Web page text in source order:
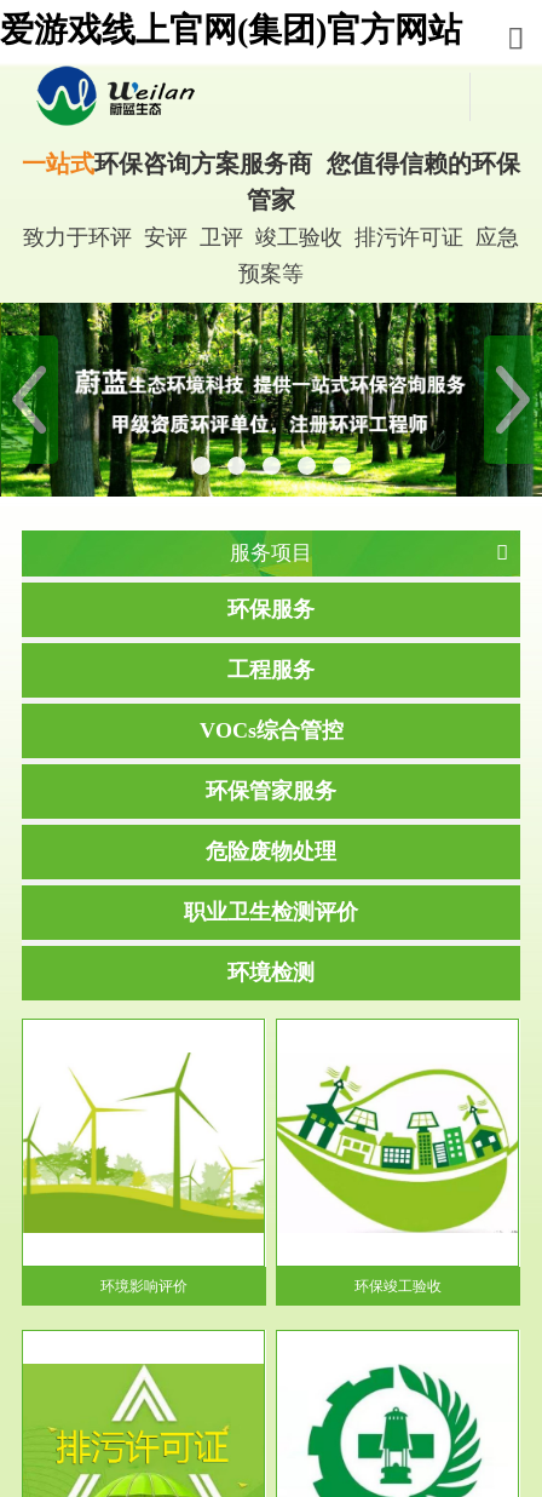
爱游戏线上官网(集团)官方网站
一站式环保咨询方案服务商 您值得信赖的环保
管家
致力于环评 安评 卫评 竣工验收 排污许可证 应急
预案等
服务项目
环保服务
工程服务
VOCs综合管控
环保管家服务
危险废物处理
职业卫生检测评价
环境检测
环境影响评价
服务范围
环保竣工验收
根据《建设项目环境保护管理条
例》第十七条 编制环境影响报
告书、...
环保竣工验收
服务范围
应急预案